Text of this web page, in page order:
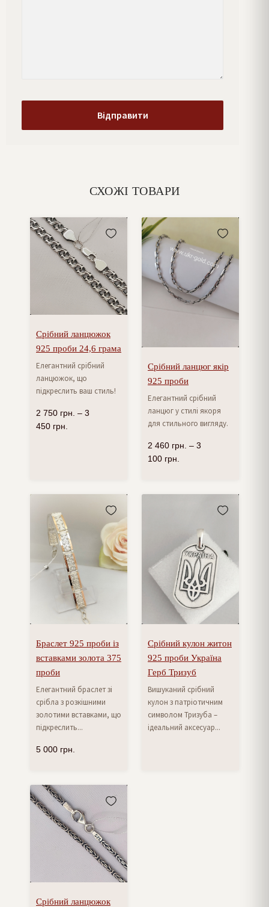
СХОЖІ ТОВАРИ
Срібний ланцюжок
925 проби 24,6 грама
Елегантний срібний
ланцюжок, що
підкреслить ваш стиль!
2 750 грн. – 3
450 грн.
Срібний ланцюг якір
925 проби
Елегантний срібний
ланцюг у стилі якоря
для стильного вигляду.
2 460 грн. – 3
100 грн.
Браслет 925 проби із
вставками золота 375
проби
Елегантний браслет зі
срібла з розкішними
золотими вставками, що
підкреслить...
5 000 грн.
Срібний кулон житон
925 проби Україна
Герб Тризуб
Вишуканий срібний
кулон з патріотичним
символом Тризуба –
ідеальний аксесуар...
Срібний ланцюжок